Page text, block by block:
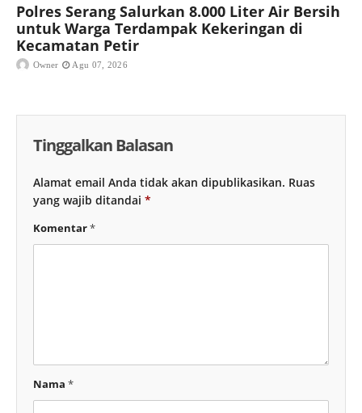
Polres Serang Salurkan 8.000 Liter Air Bersih
untuk Warga Terdampak Kekeringan di
Kecamatan Petir
Owner Agu 07, 2026
Tinggalkan Balasan
Alamat email Anda tidak akan dipublikasikan. Ruas
yang wajib ditandai *
Komentar*
Nama *